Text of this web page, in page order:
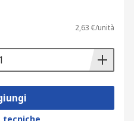
2,63 €/unità